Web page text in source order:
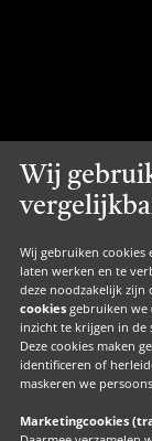
Wij
Wij gebruiken cookies
laten werken en te
deze noodzakelijk zijn
cookies gebruiken we
inzicht te krijgen in de
Deze cookies maken
identificeren of
maskeren we
Marketingcookies